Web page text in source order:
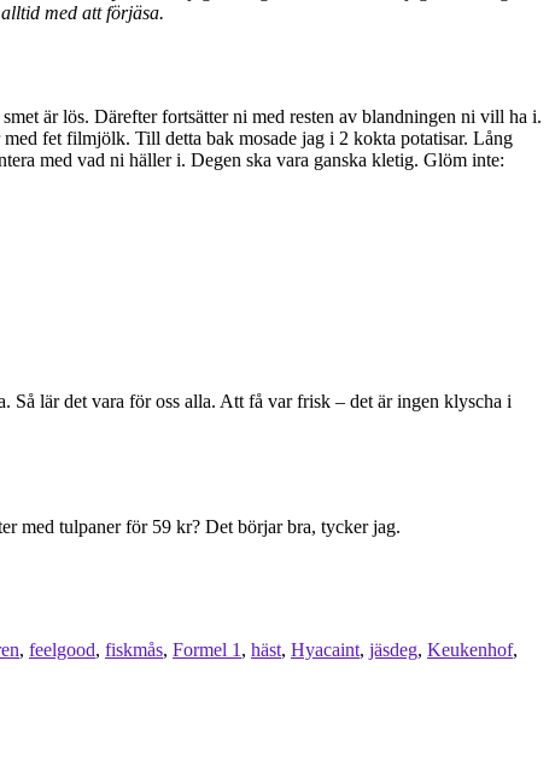
med att förjäsa.
är lös. Därefter fortsätter ni med resten av blandningen ni vill ha i.
fet filmjölk. Till detta bak mosade jag i 2 kokta potatisar. Lång
med vad ni häller i. Degen ska vara ganska kletig. Glöm inte:
Så lär det vara för oss alla. Att få var frisk – det är ingen klyscha i
med tulpaner för 59 kr? Det börjar bra, tycker jag.
, feelgood, fiskmås, Formel 1, häst, Hyacaint, jäsdeg, Keukenhof,